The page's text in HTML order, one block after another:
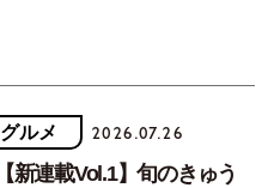
グルメ 2026.07.26
【新連載Vol.1】旬のきゅう